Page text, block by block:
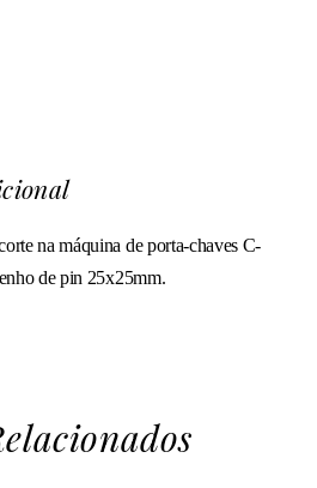
na máquina de porta-chaves C-
de pin 25x25mm.